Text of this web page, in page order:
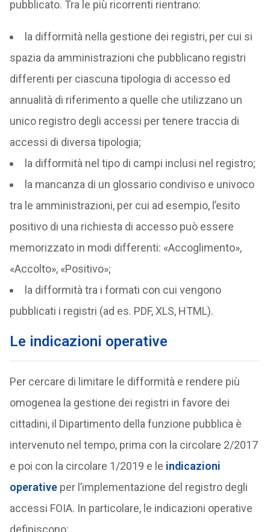
pubblicato. Tra le più ricorrenti rientrano:
la difformità nella gestione dei registri, per cui si
spazia da amministrazioni che pubblicano registri
differenti per ciascuna tipologia di accesso ed
annualità di riferimento a quelle che utilizzano un
unico registro degli accessi per tenere traccia di
accessi di diversa tipologia;
la difformità nel tipo di campi inclusi nel registro;
la mancanza di un glossario condiviso e univoco
tra le amministrazioni, per cui ad esempio, l’esito
positivo di una richiesta di accesso può essere
memorizzato in modi differenti: «Accoglimento»,
«Accolto», «Positivo»;
la difformità tra i formati con cui vengono
pubblicati i registri (ad es. PDF, XLS, HTML).
Le indicazioni operative
Per cercare di limitare le difformità e rendere più
omogenea la gestione dei registri in favore dei
cittadini, il Dipartimento della funzione pubblica è
intervenuto nel tempo, prima con la circolare 2/2017
e poi con la circolare 1/2019 e le indicazioni
operativeper l’implementazione del registro degli
accessi FOIA. In particolare, le indicazioni operative
definiscono: